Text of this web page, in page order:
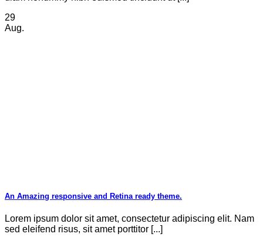
29
Aug.
An Amazing responsive and Retina ready theme.
Lorem ipsum dolor sit amet, consectetur adipiscing elit. Nam
sed eleifend risus, sit amet porttitor [...]